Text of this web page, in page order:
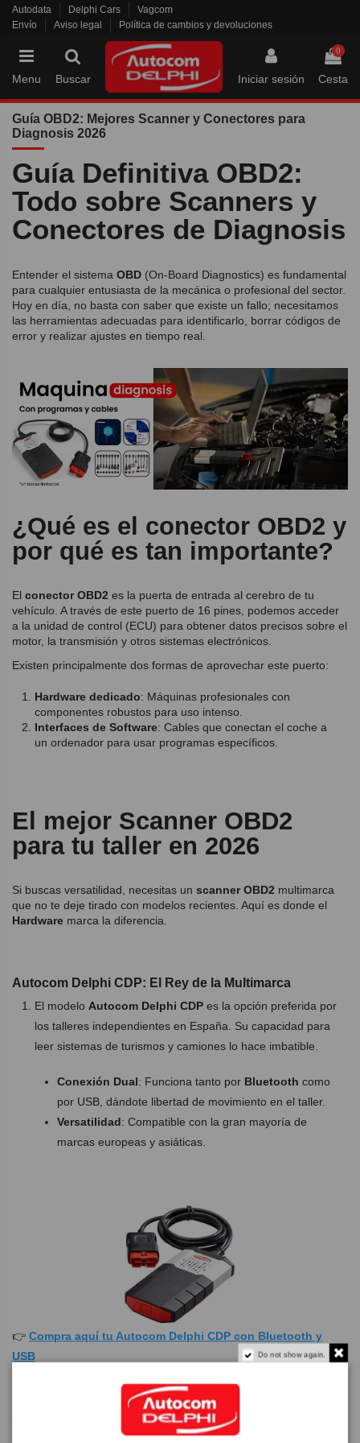
Autodata Delphi Cars
Vagcom
Envío
Aviso legal Política de cambios y devoluciones
Menu Buscar Iniciar sesión
0
Cesta
Guía OBD2: Mejores Scanner y Conectores para
Diagnosis 2026
Guía Definitiva OBD2:
Todo sobre Scanners y
Conectores de Diagnosis
Entender el sistema OBD (On-Board Diagnostics) es fundamental
para cualquier entusiasta de la mecánica o profesional del sector.
Hoy en día, no basta con saber que existe un fallo; necesitamos
las herramientas adecuadas para identificarlo, borrar códigos de
error y realizar ajustes en tiempo real.
¿Qué es el conector OBD2 y
por qué es tan importante?
El conector OBD2 es la puerta de entrada al cerebro de tu
vehículo. A través de este puerto de 16 pines, podemos acceder
a la unidad de control (ECU) para obtener datos precisos sobre el
motor, la transmisión y otros sistemas electrónicos.
Existen principalmente dos formas de aprovechar este puerto:
Hardware dedicado: Máquinas profesionales con
componentes robustos para uso intenso.
Interfaces de Software: Cables que conectan el coche a
un ordenador para usar programas específicos.
El mejor Scanner OBD2
para tu taller en 2026
Si buscas versatilidad, necesitas un scanner OBD2 multimarca
que no te deje tirado con modelos recientes. Aquí es donde el
Hardware marca la diferencia.
Autocom Delphi CDP: El Rey de la Multimarca
El modelo Autocom Delphi CDP es la opción preferida por
los talleres independientes en España. Su capacidad para
leer sistemas de turismos y camiones lo hace imbatible.
Conexión Dual: Funciona tanto por Bluetooth como
por USB, dándote libertad de movimiento en el taller.
Versatilidad: Compatible con la gran mayoría de
marcas europeas y asiáticas.
👉 Compra aquí tu Autocom Delphi CDP con Bluetooth y
USB
VAGCOM: Especialización para Grupo VAG
Do not show again.